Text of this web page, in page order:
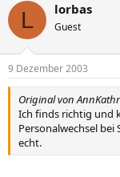
L lorbas
Guest
9 Dezember 2003
Original von
Ich finds richtig und
Personalwechsel bei
echt.